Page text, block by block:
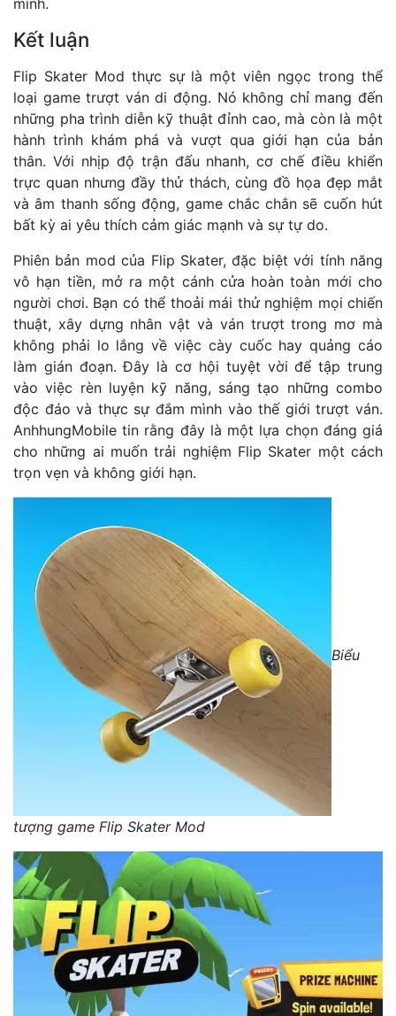
Kết luận
Flip Skater Mod thực sự là một viên ngọc trong thể
loại game trượt ván di động. Nó không chỉ mang đến
những pha trình diễn kỹ thuật đỉnh cao, mà còn là một
hành trình khám phá và vượt qua giới hạn của bản
thân. Với nhịp độ trận đấu nhanh, cơ chế điều khiển
trực quan nhưng đầy thử thách, cùng đồ họa đẹp mắt
và âm thanh sống động, game chắc chắn sẽ cuốn hút
bất kỳ ai yêu thích cảm giác mạnh và sự tự do.
Phiên bản mod của Flip Skater, đặc biệt với tính năng
vô hạn tiền, mở ra một cánh cửa hoàn toàn mới cho
người chơi. Bạn có thể thoải mái thử nghiệm mọi chiến
thuật, xây dựng nhân vật và ván trượt trong mơ mà
không phải lo lắng về việc cày cuốc hay quảng cáo
làm gián đoạn. Đây là cơ hội tuyệt vời để tập trung
vào việc rèn luyện kỹ năng, sáng tạo những combo
độc đáo và thực sự đắm mình vào thế giới trượt ván.
AnhhungMobile tin rằng đây là một lựa chọn đáng giá
cho những ai muốn trải nghiệm Flip Skater một cách
trọn vẹn và không giới hạn.
Biểu
tượng game Flip Skater Mod